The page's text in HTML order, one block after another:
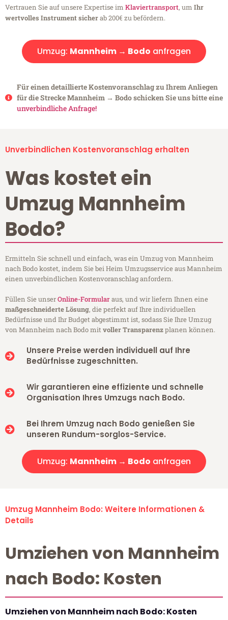
Vertrauen Sie auf unsere Expertise im Klaviertransport, um Ihr
wertvolles Instrument sicherab 200€ zu befördern.
Umzug: Mannheim → Bodo anfragen
Für einen detaillierte Kostenvoranschlag zu Ihrem Anliegen
für die Strecke Mannheim → Bodo schicken Sie uns bitte eine
unverbindliche Anfrage!
Unverbindlichen Kostenvoranschlag erhalten
Was kostet ein
Umzug Mannheim
Bodo?
Ermitteln Sie schnell und einfach, was ein Umzug von Mannheim
nach Bodo kostet, indem Sie bei Heim Umzugsservice aus Mannheim
einen unverbindlichen Kostenvoranschlag anfordern.
Füllen Sie unserOnline-Formularaus, und wir liefern Ihnen eine
maßgeschneiderte Lösung, die perfekt auf Ihre individuellen
Bedürfnisse und Ihr Budget abgestimmt ist, sodass Sie Ihre Umzug
von Mannheim nach Bodo mitvoller Transparenzplanen können.
Unsere Preise werden individuell auf Ihre
Bedürfnisse zugeschnitten.
Wir garantieren eine effiziente und schnelle
Organisation Ihres Umzugs nach Bodo.
Bei Ihrem Umzug nach Bodo genießen Sie
unseren Rundum-sorglos-Service.
Umzug: Mannheim → Bodo anfragen
Umzug Mannheim Bodo: Weitere Informationen &
Details
Umziehen von Mannheim
nach Bodo: Kosten
Umziehen von Mannheim nach Bodo: Kosten